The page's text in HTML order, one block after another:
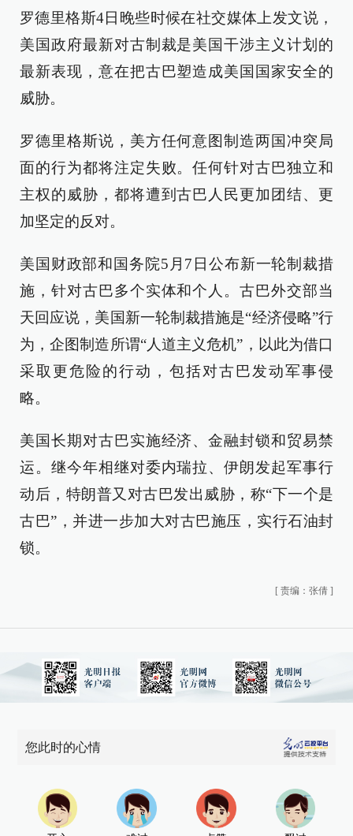
罗德里格斯4日晚些时候在社交媒体上发文说，
美国政府最新对古制裁是美国干涉主义计划的
最新表现，意在把古巴塑造成美国国家安全的
威胁。
罗德里格斯说，美方任何意图制造两国冲突局
面的行为都将注定失败。任何针对古巴独立和
主权的威胁，都将遭到古巴人民更加团结、更
加坚定的反对。
美国财政部和国务院5月7日公布新一轮制裁措
施，针对古巴多个实体和个人。古巴外交部当
天回应说，美国新一轮制裁措施是“经济侵略”行
为，企图制造所谓“人道主义危机”，以此为借口
采取更危险的行动，包括对古巴发动军事侵
略。
美国长期对古巴实施经济、金融封锁和贸易禁
运。继今年相继对委内瑞拉、伊朗发起军事行
动后，特朗普又对古巴发出威胁，称“下一个是
古巴”，并进一步加大对古巴施压，实行石油封
锁。
[ 责编：张倩 ]
您此时的心情